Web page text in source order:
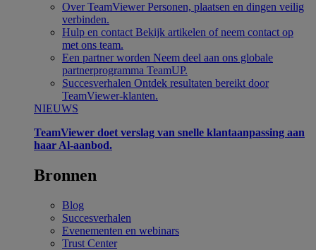
Over TeamViewer Personen, plaatsen en dingen veilig
verbinden.
Hulp en contact Bekijk artikelen of neem contact op
met ons team.
Een partner worden Neem deel aan ons globale
partnerprogramma TeamUP.
Succesverhalen Ontdek resultaten bereikt door
TeamViewer-klanten.
NIEUWS
TeamViewer doet verslag van snelle klantaanpassing aan
haar Al-aanbod.
Bronnen
Blog
Succesverhalen
Evenementen en webinars
Trust Center